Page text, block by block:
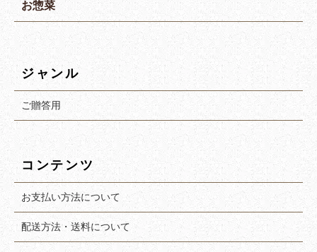
お惣菜
ジャンル
ご贈答用
コンテンツ
お支払い方法について
配送方法・送料について